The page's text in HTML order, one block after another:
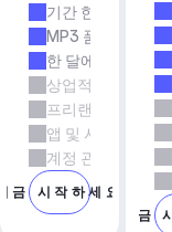
기간 한정
MP3 품질
한 달에 5회 다운
상업적 사용
프리랜서 및 에이
앱 및 서비스
계정 관리자 지원
금 시작하세요
지금